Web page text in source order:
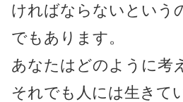
ければならないという
でもあります。
あなたはどのように考
それでも人には生きて